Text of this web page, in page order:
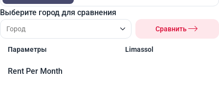
Выберите город для сравнения
Сравнить
Параметры Limassol
Rent Per Month